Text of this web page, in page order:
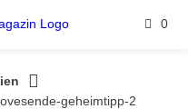
0
geheimtipp-2